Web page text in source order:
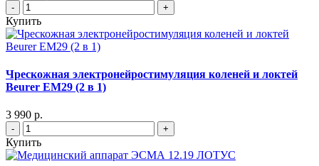
- +
Купить
Чрескожная электронейростимуляция коленей и локтей
Beurer EM29 (2 в 1)
3 990 р.
- +
Купить